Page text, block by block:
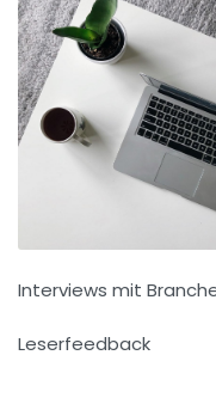
Interviews mit
Leserfeedback